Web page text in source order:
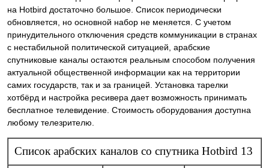
на Hotbird достаточно большое. Список периодически
обновляется, но основной набор не меняется. С учетом
принудительного отключения средств коммуникации в странах
с нестабильной политической ситуацией, арабские
спутниковые каналы остаются реальным способом получения
актуальной общественной информации как на территории
самих государств, так и за границей. Установка тарелки
хотбёрд и настройка ресивера дает возможность принимать
бесплатное телевидение. Стоимость оборудования доступна
любому телезрителю.
Список арабских каналов со спутника Hotbird 13